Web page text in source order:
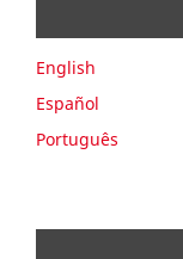
English
Español
Português